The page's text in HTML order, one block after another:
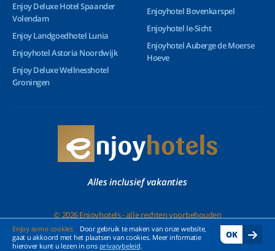
Enjoy some cookies
Door gebruik te maken van onze website,
gaat u akkoord met het plaatsen van cookies. Meer informatie
hierover kunt u lezen in ons privacybeleid.
OK
Enjoy Deluxe Hotel Spaander
Volendam
Enjoy Landgoedhotel Lunia
Enjoyhotel Astoria Noordwijk
Enjoy Deluxe Wellnesshotel
Groningen
Enjoyhotel Bovenkarspel
Enjoyhotel Ie-Sicht
Enjoyhotel Auberge de Moerse
Hoeve
Alles inclusief vakanties
© 2026 Enjoyhotels - alle rechten voorbehouden